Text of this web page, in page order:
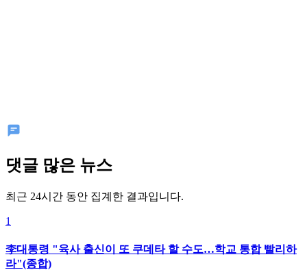
댓글 많은 뉴스
최근 24시간 동안 집계한 결과입니다.
1
李대통령 "육사 출신이 또 쿠데타 할 수도…학교 통합 빨리하
라"(종합)